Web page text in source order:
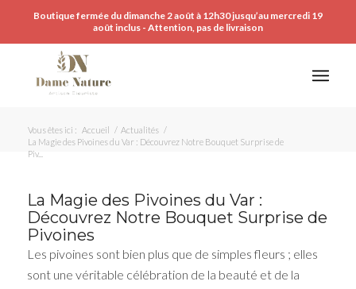
Boutique fermée du dimanche 2 août à 12h30 jusqu’au mercredi 19
août inclus - Attention, pas de livraison
Vous êtes ici : Accueil / Actualités /
La Magie des Pivoines du Var : Découvrez Notre Bouquet Surprise de
Piv...
La Magie des Pivoines du Var :
Découvrez Notre Bouquet Surprise de
Pivoines
Les pivoines sont bien plus que de simples fleurs ; elles
sont une véritable célébration de la beauté et de la